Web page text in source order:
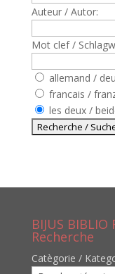
Auteur / Autor:
Mot clef /
allemand /
francais /
les deux /
BIJUS BIBLIO
Recherche
Catègorie /